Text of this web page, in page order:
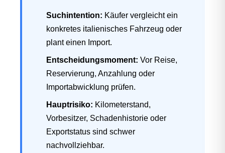
Suchintention: Käufer vergleicht ein
konkretes italienisches Fahrzeug oder
plant einen Import.
Entscheidungsmoment: Vor Reise,
Reservierung, Anzahlung oder
Importabwicklung prüfen.
Hauptrisiko: Kilometerstand,
Vorbesitzer, Schadenhistorie oder
Exportstatus sind schwer
nachvollziehbar.